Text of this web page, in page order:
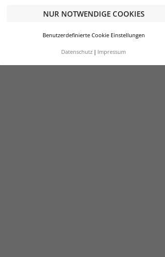
NUR NOTWENDIGE COOKIES
Benutzerdefinierte Cookie Einstellungen
Datenschutz Impressum